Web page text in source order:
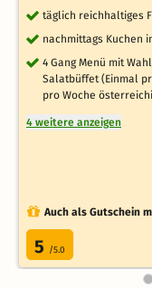
täglich reichhaltiges
nachmittags Kuchen
4 Gang Menü mit
Salatbüffet (Einmal
pro Woche
4 weitere anzeigen
Auch als Gutschein
5 /5.0